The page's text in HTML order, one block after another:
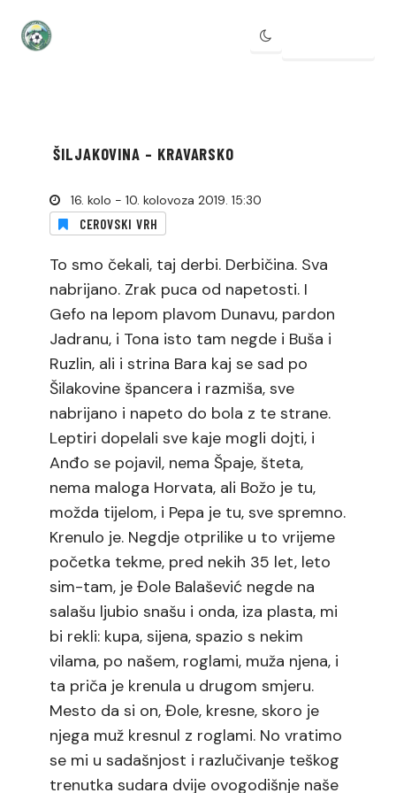
ŠILJAKOVINA – KRAVARSKO
16. kolo - 10. kolovoza 2019. 15:30
CEROVSKI VRH
To smo čekali, taj derbi. Derbičina. Sva
nabrijano. Zrak puca od napetosti. I
Gefo na lepom plavom Dunavu, pardon
Jadranu, i Tona isto tam negde i Buša i
Ruzlin, ali i strina Bara kaj se sad po
Šilakovine špancera i razmiša, sve
nabrijano i napeto do bola z te strane.
Leptiri dopelali sve kaje mogli dojti, i
Anđo se pojavil, nema Špaje, šteta,
nema maloga Horvata, ali Božo je tu,
možda tijelom, i Pepa je tu, sve spremno.
Krenulo je. Negdje otprilike u to vrijeme
početka tekme, pred nekih 35 let, leto
sim-tam, je Đole Balašević negde na
salašu ljubio snašu i onda, iza plasta, mi
bi rekli: kupa, sijena, spazio s nekim
vilama, po našem, roglami, muža njena, i
ta priča je krenula u drugom smjeru.
Mesto da si on, Đole, kresne, skoro je
njega muž kresnul z roglami. No vratimo
se mi u sadašnjost i razlučivanje teškog
trenutka sudara dvije ovogodišnje naše